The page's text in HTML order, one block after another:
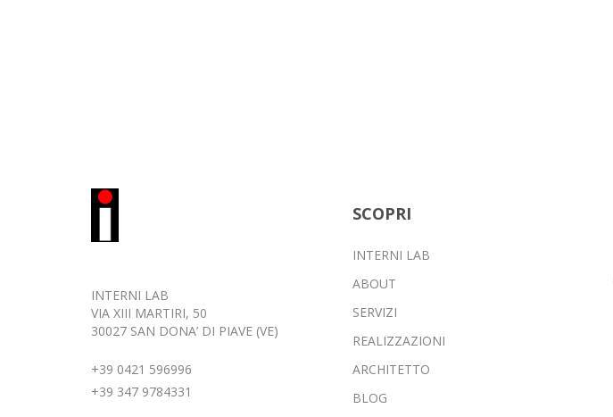
INTERNI LAB
VIA XIII MARTIRI, 50
30027 SAN DONA’ DI PIAVE (VE)
+39 0421 596996
+39 347 9784331
SCOPRI
INTERNI LAB
ABOUT
SERVIZI
REALIZZAZIONI
ARCHITETTO
BLOG